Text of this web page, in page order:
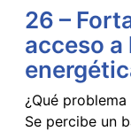
26 –
acceso
¿Qué
Se percibe un